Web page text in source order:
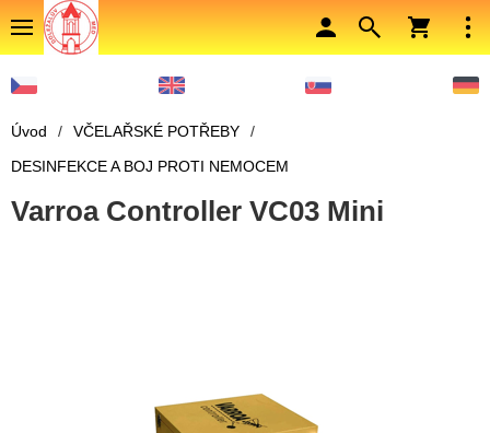
Úvod / VČELAŘSKÉ POTŘEBY
/
DESINFEKCE A BOJ PROTI NEMOCEM
Varroa Controller VC03 Mini